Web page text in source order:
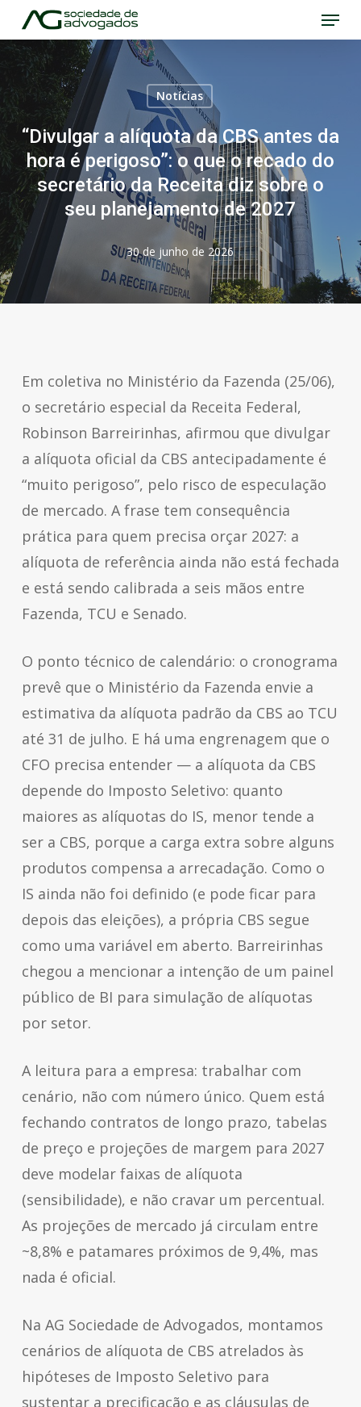
Skip
to
main
content
Menu
Notícias
“Divulgar a alíquota da CBS antes da
hora é perigoso”: o que o recado do
secretário da Receita diz sobre o
seu planejamento de 2027
30 de junho de 2026
Em coletiva no Ministério da Fazenda (25/06),
o secretário especial da Receita Federal,
Robinson Barreirinhas, afirmou que divulgar
a alíquota oficial da CBS antecipadamente é
“muito perigoso”, pelo risco de especulação
de mercado. A frase tem consequência
prática para quem precisa orçar 2027: a
alíquota de referência ainda não está fechada
e está sendo calibrada a seis mãos entre
Fazenda, TCU e Senado.
O ponto técnico de calendário: o cronograma
prevê que o Ministério da Fazenda envie a
estimativa da alíquota padrão da CBS ao TCU
até 31 de julho. E há uma engrenagem que o
CFO precisa entender — a alíquota da CBS
depende do Imposto Seletivo: quanto
maiores as alíquotas do IS, menor tende a
ser a CBS, porque a carga extra sobre alguns
produtos compensa a arrecadação. Como o
IS ainda não foi definido (e pode ficar para
depois das eleições), a própria CBS segue
como uma variável em aberto. Barreirinhas
chegou a mencionar a intenção de um painel
público de BI para simulação de alíquotas
por setor.
A leitura para a empresa: trabalhar com
cenário, não com número único. Quem está
fechando contratos de longo prazo, tabelas
de preço e projeções de margem para 2027
deve modelar faixas de alíquota
(sensibilidade), e não cravar um percentual.
As projeções de mercado já circulam entre
~8,8% e patamares próximos de 9,4%, mas
nada é oficial.
Na AG Sociedade de Advogados, montamos
cenários de alíquota de CBS atrelados às
hipóteses de Imposto Seletivo para
sustentar a precificação e as cláusulas de